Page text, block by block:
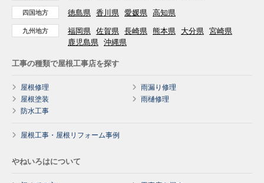
四国地方 徳島県 香川県 愛媛県 高知県
九州地方 福岡県 佐賀県 長崎県 熊本県 大分県 宮崎県
鹿児島県 沖縄県
工事の種類で屋根工事店を探す
屋根修理
雨漏り修理
屋根塗装
雨樋修理
防水工事
屋根工事・屋根リフォーム事例
やねいろはについて